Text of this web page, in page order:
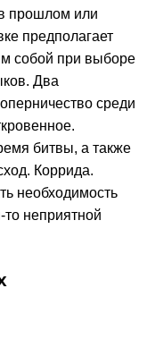
прошлом или
предполагает
собой при выборе
Два
среди
битвы, а также
Коррида.
необходимость
неприятной